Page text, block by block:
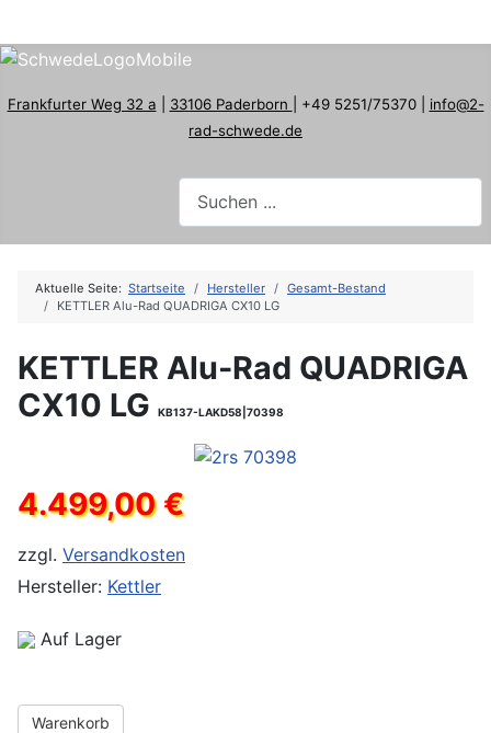
Frankfurter Weg 32 a 33106 Paderborn | +49 5251/75370 | info@2-
rad-schwede.de
Aktuelle Seite: Startseite Hersteller
Gesamt-Bestand
KETTLER Alu-Rad QUADRIGA CX10 LG
KETTLER Alu-Rad QUADRIGA
CX10 LG
KB137-LAKD58|70398
4.499,00 €
zzgl. Versandkosten
Hersteller: Kettler
Auf Lager
Warenkorb